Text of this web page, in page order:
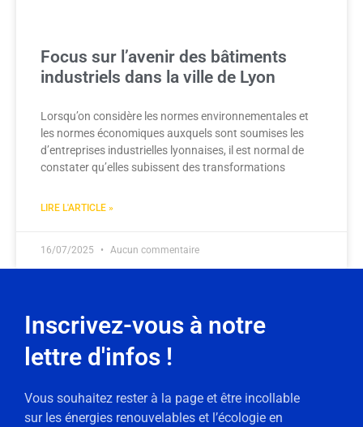
Focus sur l’avenir des bâtiments
industriels dans la ville de Lyon
Lorsqu’on considère les normes environnementales et
les normes économiques auxquels sont soumises les
d’entreprises industrielles lyonnaises, il est normal de
constater qu’elles subissent des transformations
LIRE L'ARTICLE »
16/07/2025 Aucun commentaire
Inscrivez-vous à notre
lettre d'infos !
Vous souhaitez rester à la page et être incollable
sur les énergies renouvelables et l’écologie en